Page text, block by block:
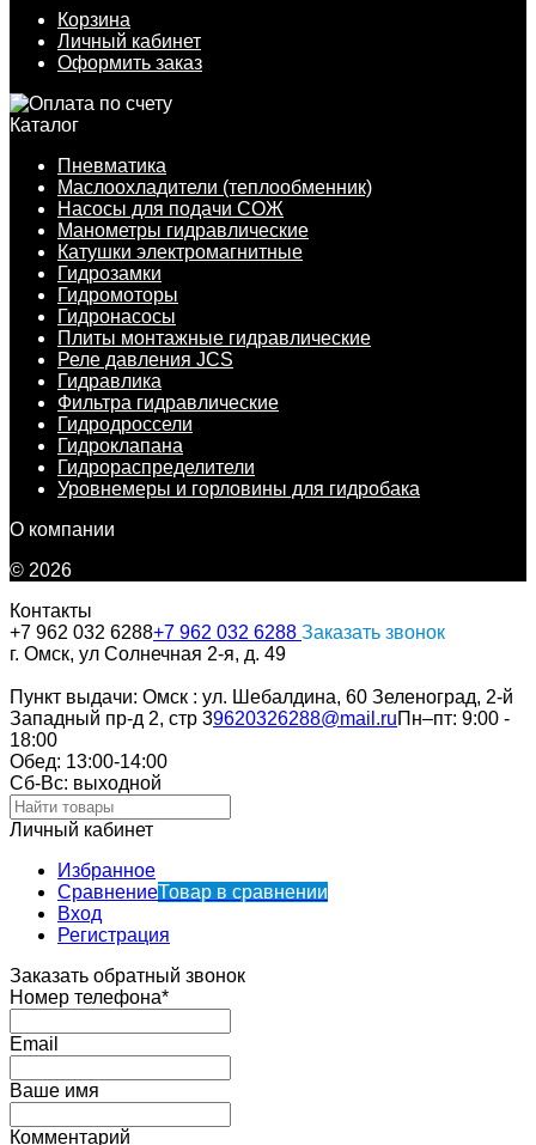
Корзина
Личный кабинет
Оформить заказ
Каталог
Пневматика
Маслоохладители (теплообменник)
Насосы для подачи СОЖ
Манометры гидравлические
Катушки электромагнитные
Гидрозамки
Гидромоторы
Гидронасосы
Плиты монтажные гидравлические
Реле давления JCS
Гидравлика
Фильтра гидравлические
Гидродроссели
Гидроклапана
Гидрораспределители
Уровнемеры и горловины для гидробака
О компании
© 2026
Контакты
+7 962 032 6288+7 962 032 6288 Заказать звонок
г. Омск, ул Солнечная 2-я, д. 49
Пункт выдачи: Омск : ул. Шебалдина, 60 Зеленоград, 2-й
Западный пр-д 2, стр 39620326288@mail.ruПн–пт: 9:00 -
18:00
Обед: 13:00-14:00
Cб-Вс: выходной
Личный кабинет
Избранное
СравнениеТовар в сравнении
Вход
Регистрация
Заказать обратный звонок
Номер телефона*
Email
Ваше имя
Комментарий